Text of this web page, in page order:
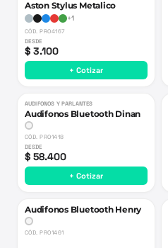
Aston Stylus Metalico
+1
CÓD.PRO4167
DESDE
$ 3.100
+ Cotizar
AUDIFONOS Y PARLANTES
Audifonos Bluetooth Dinan
CÓD.PRO1418
DESDE
$ 58.400
+ Cotizar
Audifonos Bluetooth Henry
CÓD.PRO1461